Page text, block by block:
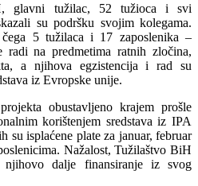
glavni tužilac, 52 tužioca i svi
su podršku svojim kolegama.
5 tužilaca i 17 zaposlenika –
radi na predmetima ratnih zločina,
a njihova egzistencija i rad su
iz Evropske unije.
obustavljeno krajem prošle
korištenjem sredstava iz IPA
su isplaćene plate za januar, februar
Nažalost, Tužilaštvo BiH
dalje finansiranje iz svog